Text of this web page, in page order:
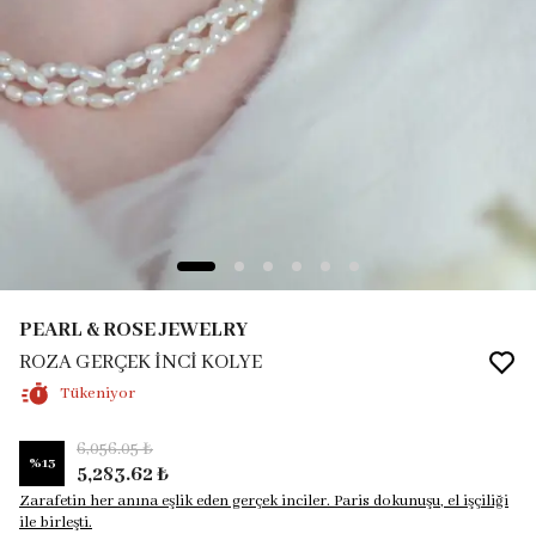
PEARL & ROSE JEWELRY
ROZA GERÇEK İNCİ KOLYE
Tükeniyor
%13
6,056.05 ₺
5,283.62 ₺
Zarafetin her anına eşlik eden gerçek inciler. Paris dokunuşu, el işçiliği
ile birleşti.